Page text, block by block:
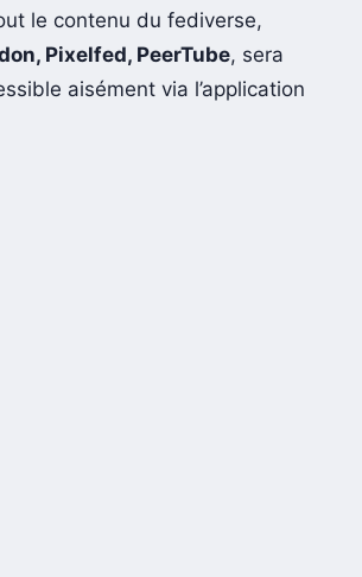
le contenu du fediverse,
Pixelfed, PeerTube, sera
aisément via l’application